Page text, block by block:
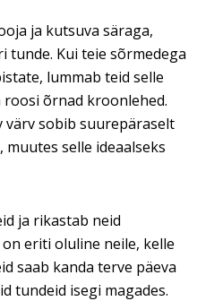
ja kutsuva säraga,
tunde. Kui teie sõrmedega
lummab teid selle
õrnad kroonlehed.
värv sobib suurepäraselt
selle ideaalseks
ja rikastab neid
eriti oluline neile, kelle
saab kanda terve päeva
tundeid isegi magades.